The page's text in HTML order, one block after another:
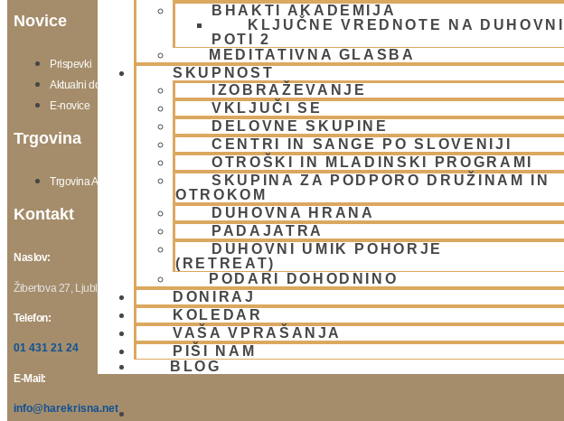
BHAKTI AKADEMIJA
KLJUČNE VREDNOTE NA DUHOVNI
POTI 2
MEDITATIVNA GLASBA
SKUPNOST
IZOBRAŽEVANJE
VKLJUČI SE
DELOVNE SKUPINE
CENTRI IN SANGE PO SLOVENIJI
OTROŠKI IN MLADINSKI PROGRAMI
SKUPINA ZA PODPORO DRUŽINAM IN
OTROKOM
DUHOVNA HRANA
PADAJATRA
DUHOVNI UMIK POHORJE
(RETREAT)
PODARI DOHODNINO
DONIRAJ
KOLEDAR
VAŠA VPRAŠANJA
PIŠI NAM
BLOG
Novice
Prispevki
Aktualni dogodki
E-novice
Trgovina
Trgovina Atmarama
Kontakt
Naslov:
Žibertova 27, Ljubljana
Telefon:
01 431 21 24
E-Mail:
info@harekrisna.net